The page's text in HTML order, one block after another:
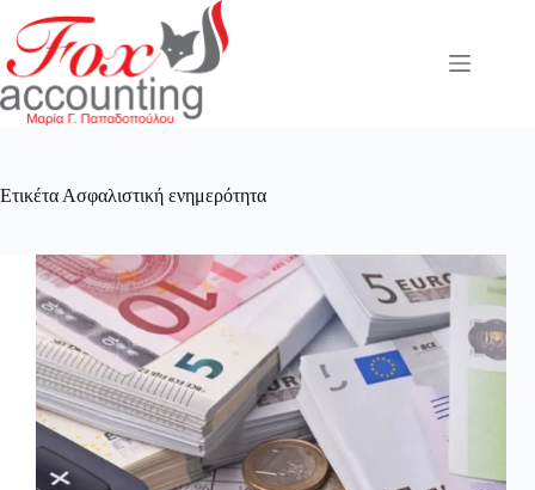
στο
περιεχόμενο
Ετικέτα Ασφαλιστική ενημερότητα